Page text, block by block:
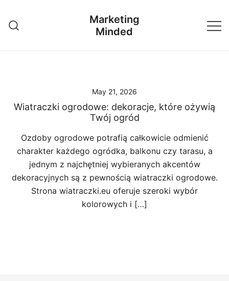
content
Marketing
Minded
May 21, 2026
Wiatraczki ogrodowe: dekoracje, które ożywią
Twój ogród
Ozdoby ogrodowe potrafią całkowicie odmienić
charakter każdego ogródka, balkonu czy tarasu, a
jednym z najchętniej wybieranych akcentów
dekoracyjnych są z pewnością wiatraczki ogrodowe.
Strona wiatraczki.eu oferuje szeroki wybór
kolorowych i […]